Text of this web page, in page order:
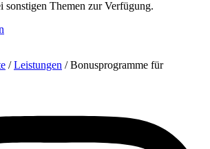
sonstigen Themen zur Verfügung.
/Leistungen /Bonusprogramme für